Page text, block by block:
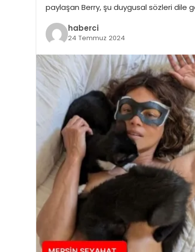
paylaşan Berry, şu duygusal sözleri dile
haberci
24 Temmuz 2024